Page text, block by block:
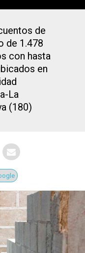
de
de 1.478
con hasta
en
La
(180)